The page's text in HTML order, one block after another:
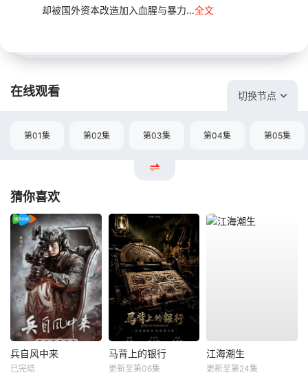
却被国外资本改造加入血腥与暴力...全文
在线观看 切换节点
第01集 第02集 第03集 第04集 第05集
猜你喜欢
兵自风中来
已完结
马背上的银行
更新至第06集
江海潮生
更新至第24集